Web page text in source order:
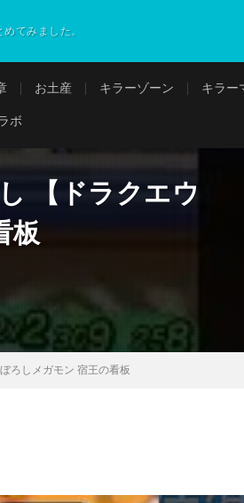
てみました。
お土産 キラーゾーン キラー
ボ
【ドラクエウ
板
ろしメガモン 宿王の看板